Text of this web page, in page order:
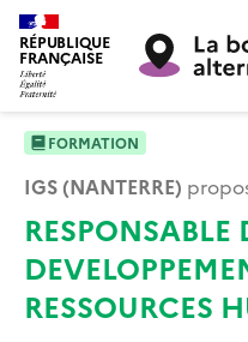
RÉPUBLIQUE
FRANÇAISE
FORMATION
IGS (NANTERRE)
RESPONSABLE
RESSOURCES